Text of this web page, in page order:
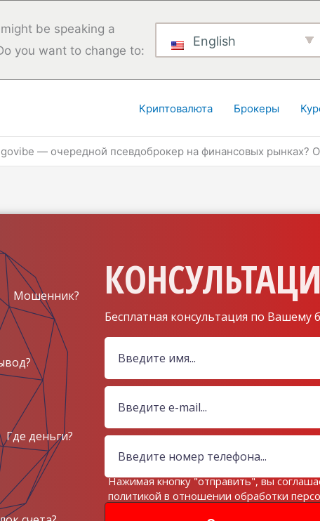
be speaking a
you want to change to:
English
Криптовалюта Брокеры
— очередной псевдоброкер на финансовых рынках?
Бесплатная консультация по Вашему
Мошенник?
Где деньги?
Нажимая кнопку "отправить", вы
политикой в отношении обработки